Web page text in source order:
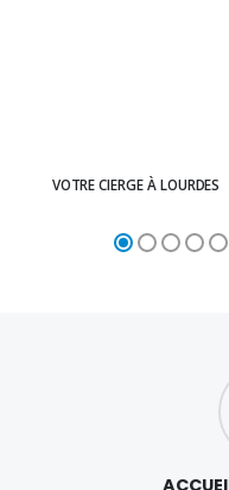
VOTRE CIERGE À LOURDES